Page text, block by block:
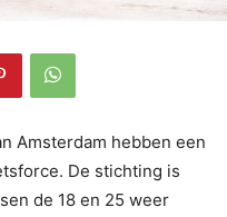
Amsterdam hebben een
De stichting is
de 18 en 25 weer